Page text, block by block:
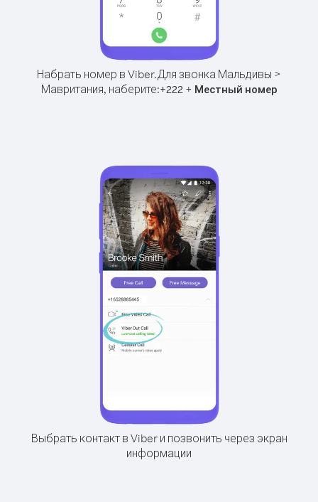
Набрать номер в Viber.Для звонка Мальдивы >
Мавритания, наберите:+222+ Местный номер
Выбрать контакт в Viber и позвонить через экран
информации